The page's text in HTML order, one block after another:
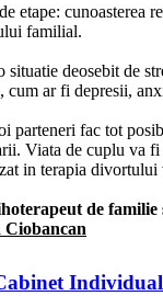
etape:
familial.
situatie deosebit de
ar fi depresii,
fac tot
Viata de cuplu va
in terapia divortului
de familie